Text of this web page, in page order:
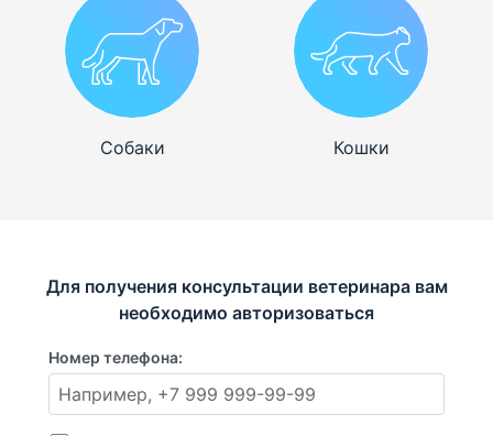
Собаки Кошки
Для получения консультации ветеринара вам
необходимо авторизоваться
Номер телефона: